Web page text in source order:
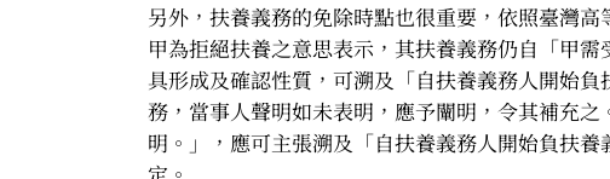
另外，扶養義務的免除時點也很重要，依照臺灣
甲為拒絕扶養之意思表示，其扶養義務仍自「甲
具形成及確認性質，可溯及「自扶養義務人開始
務，當事人聲明如未表明，應予闡明，令其補充
明。」，應可主張溯及「自扶養義務人開始負扶